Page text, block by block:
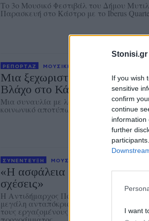
If you wish
sensitive
confirm
continue
information
further
I want
Το 3ο Μουσικό Φεστιβάλ του Δήμου
Παρασκευή στο Κάστρο με το Iberus
ΡΕΠΟΡΤΑΖ ΜΟΥΣΙΚΗ
Μια ξεχωριστή μουσική
Βλάχο στο Κάστρο της
Μια συναυλία με λαϊκά, μπαλάντες,
κοινωνικό αποτύπωμα
ΣΥΝΕΝΤΕΥΞΗ ΜΟΥΣΙΚΗ
«Η ασφάλεια δεν θυσιάζεται
σχέσεις»
Η Αντιδήμαρχος Πολιτισμού Εριφύλη
μεγάλη ανταπόκριση στο Λεσβιακό
τους εργαζομένους και παρουσιάζει τη